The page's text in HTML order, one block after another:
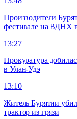
Производители
фестивале на ВДНХ
13:27
Прокуратура
в Улан-Удэ
13:10
Житель Бурятии
трактор из грязи